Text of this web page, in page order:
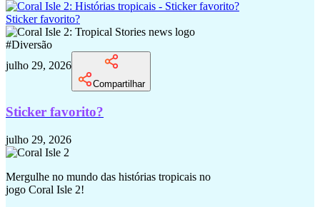
Sticker favorito?
#Diversão
julho 29, 2026
Compartilhar
Sticker favorito?
julho 29, 2026
Mergulhe no mundo das histórias tropicais no
jogo Coral Isle 2!